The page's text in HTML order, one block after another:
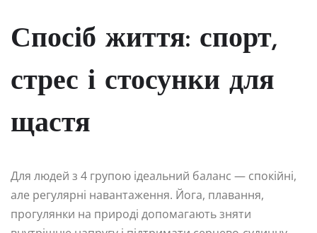
Спосіб життя: спорт,
стрес і стосунки для
щастя
Для людей з 4 групою ідеальний баланс — спокійні,
але регулярні навантаження. Йога, плавання,
прогулянки на природі допомагають зняти